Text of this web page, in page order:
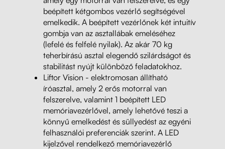
beépített kétgombos vezérlő segítségével
emelkedik. A beépített vezérlőnek két intuitív
gombja van az asztallábak emeléséhez
(lefelé és felfelé nyilak). Az akár 70 kg
teherbírású asztal elegendő szilárdságot és
stabilitást nyújt különböző feladatokhoz.
Liftor Vision - elektromosan állítható
íróasztal, amely 2 erős motorral van
felszerelve, valamint 1 beépített LED
memóriavezérlővel, amely lehetővé teszi a
könnyű emelkedést és süllyedést az egyéni
felhasználói preferenciák szerint. A LED
kijelzővel rendelkező memóriavezérlő